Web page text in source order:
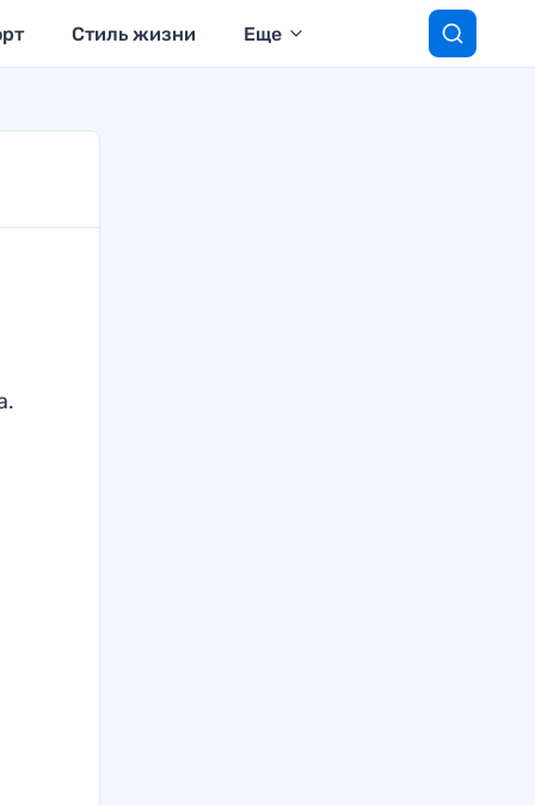
Стиль жизни Еще